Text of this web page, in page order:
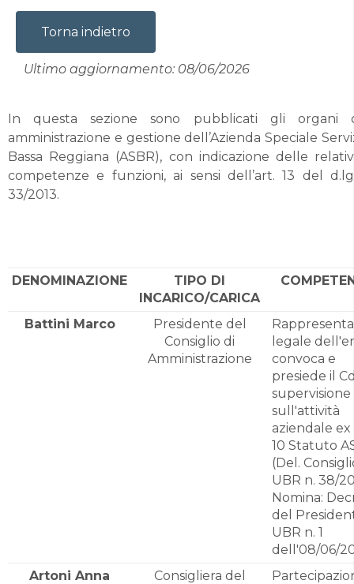
Torna indietro
Ultimo aggiornamento: 08/06/2026
In questa sezione sono pubblicati gli organi
amministrazione e gestione dell’Azienda Speciale
Bassa Reggiana (ASBR), con indicazione delle
competenze e funzioni, ai sensi dell’art. 13 del
33/2013.
DENOMINAZIONE
TIPO DI
INCARICO/CARICA
Battini Marco
Presidente del
Consiglio di
Amministrazione
legale
convoca e
presiede il
supervisione
sull'attività
aziendale ex
10 Statuto
(Del.
UBR n. 38/
Nomina:
del
UBR n. 1
dell'08/06/
Artoni Anna
Consigliera del